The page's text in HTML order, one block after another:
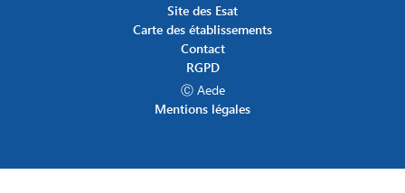
Site des Esat
Carte des établissements
Contact
RGPD
Ⓒ Aede
Mentions légales